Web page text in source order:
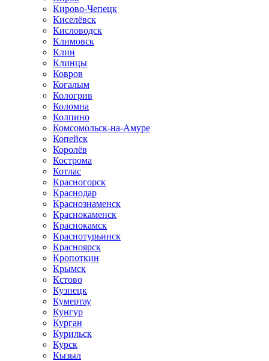
Кирово-Чепецк
Киселёвск
Кисловодск
Климовск
Клин
Клинцы
Ковров
Когалым
Кологрив
Коломна
Колпино
Комсомольск-на-Амуре
Копейск
Королёв
Кострома
Котлас
Красногорск
Краснодар
Краснознаменск
Краснокаменск
Краснокамск
Краснотурьинск
Красноярск
Кропоткин
Крымск
Кстово
Кузнецк
Кумертау
Кунгур
Курган
Курильск
Курск
Кызыл